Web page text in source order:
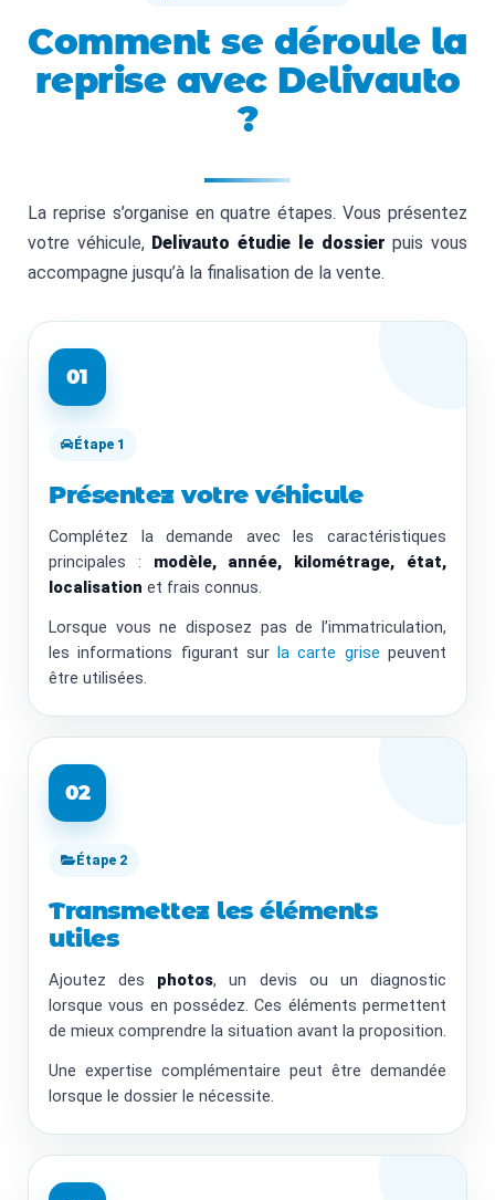
Comment se déroule la
reprise avec Delivauto
?
La reprise s’organise en quatre étapes. Vous présentez
votre véhicule, Delivauto étudie le dossier puis vous
accompagne jusqu’à la finalisation de la vente.
01
Étape 1
Présentez votre véhicule
Complétez la demande avec les caractéristiques
principales : modèle, année, kilométrage, état,
localisation et frais connus.
Lorsque vous ne disposez pas de l’immatriculation,
les informations figurant sur la carte grise peuvent
être utilisées.
02
Étape 2
Transmettez les éléments
utiles
Ajoutez des photos, un devis ou un diagnostic
lorsque vous en possédez. Ces éléments permettent
de mieux comprendre la situation avant la proposition.
Une expertise complémentaire peut être demandée
lorsque le dossier le nécessite.